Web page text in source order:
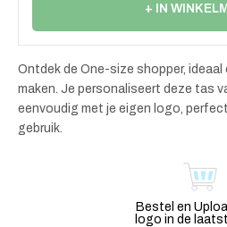
+ IN
Ontdek de One-size shopper,
maken. Je personaliseert deze tas
eenvoudig met je eigen logo,
gebruik.
Bestel en
logo in de